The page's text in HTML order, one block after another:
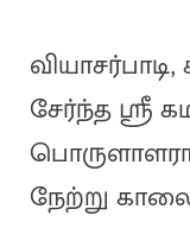
சேர்ந்த ஸ்ரீ
நேற்று